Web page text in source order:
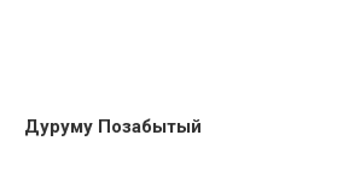
Дуруму Позабытый